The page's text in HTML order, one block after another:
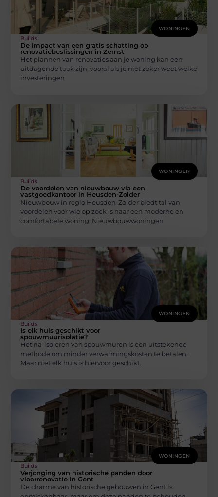
WONINGEN
Builds
De impact van een gratis schatting op
renovatiebeslissingen in Zemst
Het plannen van renovaties aan je woning kan een
uitdagende taak zijn, vooral als je niet zeker weet welke
investeringen
WONINGEN
Builds
De voordelen van nieuwbouw via een
vastgoedkantoor in Heusden-Zolder
Nieuwbouw in regio Heusden-Zolder biedt tal van
voordelen voor wie op zoek is naar een moderne en
comfortabele woning. Nieuwbouwwoningen
WONINGEN
Builds
Is elk huis geschikt voor
spouwmuurisolatie?
Het na-isoleren van spouwmuren is een uitstekende
methode om minder verwarmingskosten te betalen.
Maar niet elk huis is hiervoor geschikt.
WONINGEN
Builds
Verjonging van historische panden door
vloerrenovatie in Gent
De charme van historische gebouwen in Gent is